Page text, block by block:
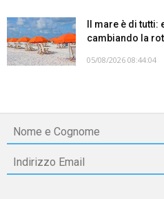
Il mare è di
cambiando la
05/08/2026 08:44:04